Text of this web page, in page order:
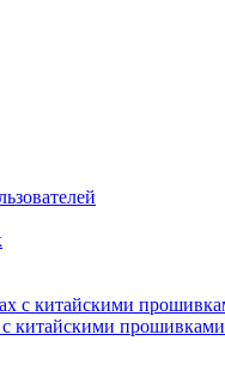
с китайскими прошивками